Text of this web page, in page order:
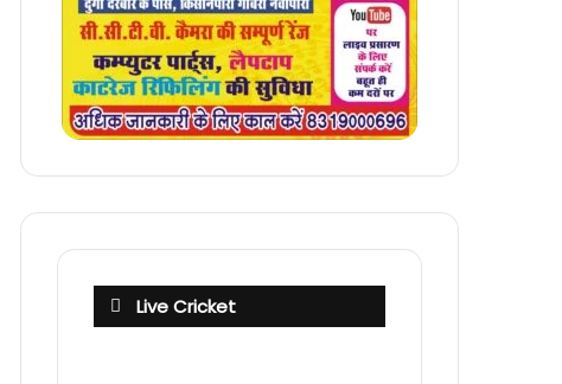
Live Cricket